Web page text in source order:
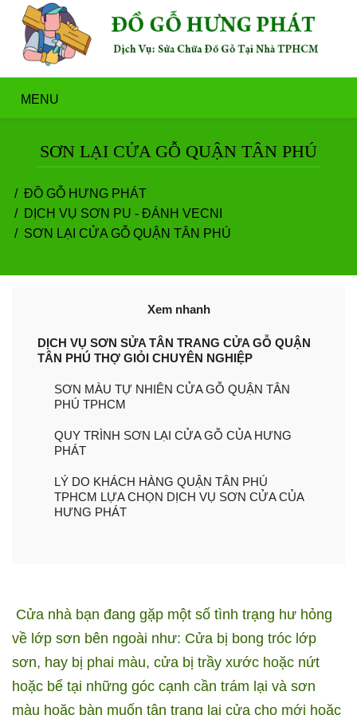
MENU
SƠN LẠI CỬA GỖ QUẬN TÂN PHÚ
ĐỒ GỖ HƯNG PHÁT
DỊCH VỤ SƠN PU - ĐÁNH VECNI
SƠN LẠI CỬA GỖ QUẬN TÂN PHÚ
Xem nhanh
DỊCH VỤ SƠN SỬA TÂN TRANG CỬA GỖ QUẬN
TÂN PHÚ THỢ GIỎI CHUYÊN NGHIỆP
SƠN MÀU TỰ NHIÊN CỬA GỖ QUẬN TÂN
PHÚ TPHCM
QUY TRÌNH SƠN LẠI CỬA GỖ CỦA HƯNG
PHÁT
LÝ DO KHÁCH HÀNG QUẬN TÂN PHÚ
TPHCM LỰA CHỌN DỊCH VỤ SƠN CỬA CỦA
HƯNG PHÁT
Cửa nhà bạn đang gặp một số tình trạng hư hỏng
về lớp sơn bên ngoài như: Cửa bị bong tróc lớp
sơn, hay bị phai màu, cửa bị trầy xước hoặc nứt
hoặc bể tại những góc cạnh cần trám lại và sơn
màu hoặc bàn muốn tân trang lại cửa cho mới hoặc